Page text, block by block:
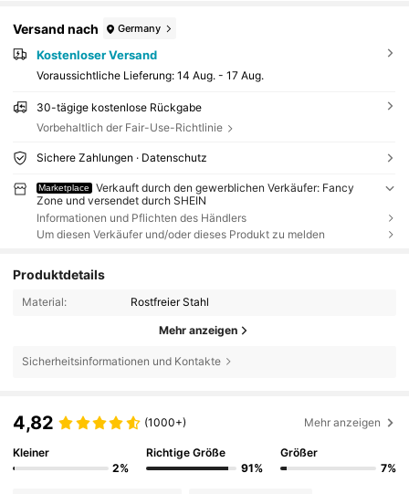
Versand nach Germany
Kostenloser Versand
Voraussichtliche Lieferung: 14 Aug. - 17 Aug.
30-tägige kostenlose Rückgabe
Vorbehaltlich der Fair-Use-Richtlinie
Sichere Zahlungen · Datenschutz
Marketplace
Verkauft durch den gewerblichen Verkäufer: Fancy
Zone und versendet durch SHEIN
Informationen und Pflichten des Händlers
Um diesen Verkäufer und/oder dieses Produkt zu melden
Produktdetails
Material: Rostfreier Stahl
Mehr anzeigen
Sicherheitsinformationen und Kontakte
4,82 (1000+) Mehr anzeigen
Kleiner
2%
Richtige Größe
91%
Größer
7%